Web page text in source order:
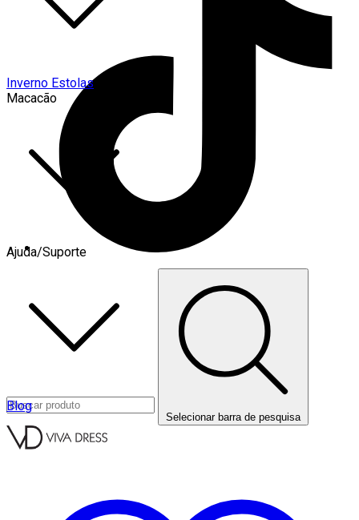
Inverno Estolas
Macacão
Ajuda/Suporte
Blog
Selecionar barra de pesquisa